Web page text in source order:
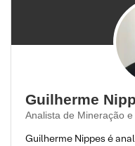
Guilherme
Analista de Mineração
Guilherme Nippes é